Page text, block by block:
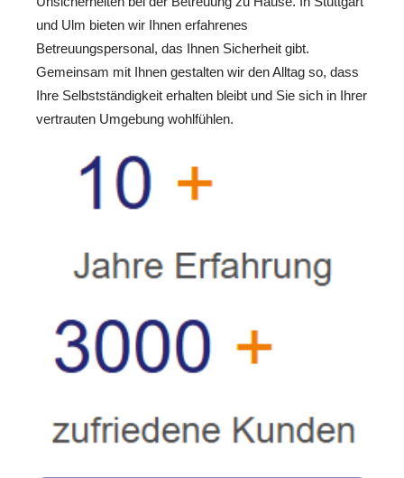
und Ulm bieten wir Ihnen erfahrenes
Betreuungspersonal, das Ihnen Sicherheit gibt.
Gemeinsam mit Ihnen gestalten wir den Alltag so, dass
Ihre Selbstständigkeit erhalten bleibt und Sie sich in Ihrer
vertrauten Umgebung wohlfühlen.